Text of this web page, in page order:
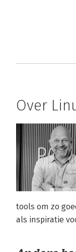
Over
tools om zo
als inspiratie